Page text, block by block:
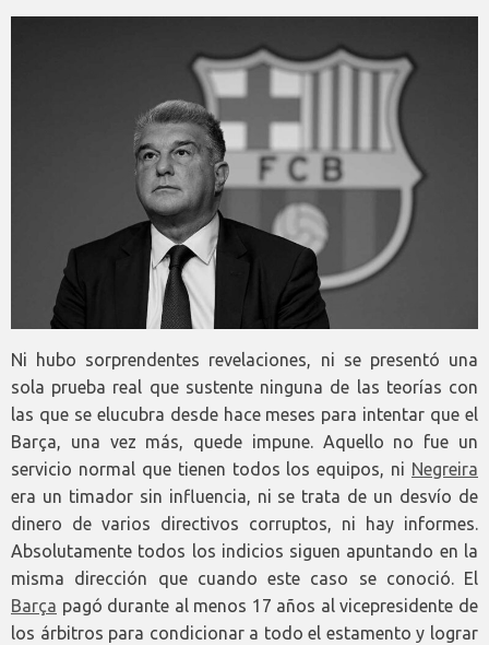
Ni hubo sorprendentes revelaciones, ni se presentó una
sola prueba real que sustente ninguna de las teorías con
las que se elucubra desde hace meses para intentar que el
Barça, una vez más, quede impune. Aquello no fue un
servicio normal que tienen todos los equipos, ni Negreira
era un timador sin influencia, ni se trata de un desvío de
dinero de varios directivos corruptos, ni hay informes.
Absolutamente todos los indicios siguen apuntando en la
misma dirección que cuando este caso se conoció. El
Barça pagó durante al menos 17 años al vicepresidente de
los árbitros para condicionar a todo el estamento y lograr